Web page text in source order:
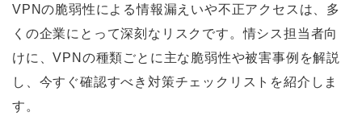
VPNの脆弱性による情報漏えいや不正アクセスは、多
くの企業にとって深刻なリスクです。情シス担当者向
けに、VPNの種類ごとに主な脆弱性や被害事例を解説
し、今すぐ確認すべき対策チェックリストを紹介しま
す。